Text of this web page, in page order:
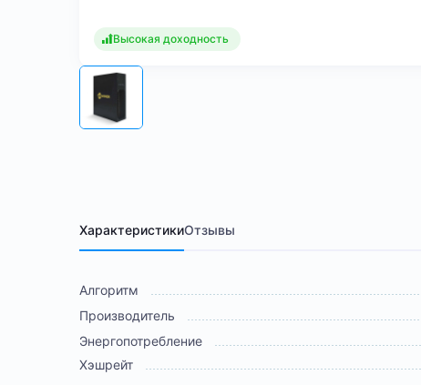
Высокая доходность
ХарактеристикиОтзывы
Алгоритм
Производитель
Энергопотребление
Хэшрейт